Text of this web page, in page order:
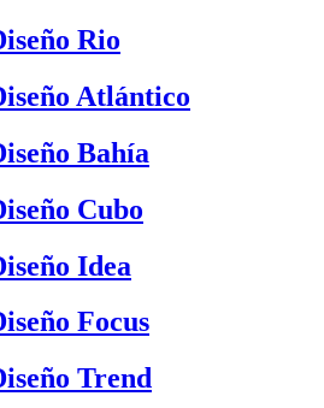
Rio
Atlántico
Bahía
Cubo
Idea
Focus
Trend